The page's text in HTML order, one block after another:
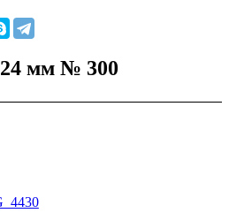
мм № 300